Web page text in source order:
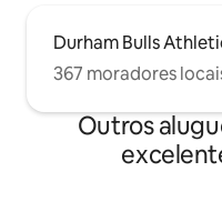
Durham Bulls
367 moradores
Outros